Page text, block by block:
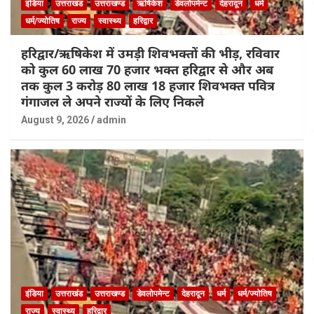
इंडिया उत्तराखंड उत्तराखण्ड ऋषिकेश डेवलोपमेन्ट देहरादून
धर्म
धर्म/ज्योतिष
राज्य स्वास्थ्य हरिद्वार
हरिद्वार/ऋषिकेश में उमड़ी शिवभक्तों की भीड़, रविवार
को कुल 60 लाख 70 हजार भक्त हरिद्वार से और अब
तक कुल 3 करोड़ 80 लाख 18 हजार शिवभक्त पवित्र
गंगाजल ले अपने राज्यों के लिए निकले
August 9, 2026 admin
इंडिया उत्तराखंड उत्तराखण्ड डेवलोपमेन्ट देहरादून धर्म
धर्म/ज्योतिष
राज्य
स्वास्थ्य हरिद्वार